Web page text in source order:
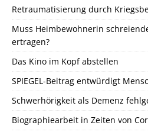
Retraumatisierung durch
Muss Heimbewohnerin
ertragen?
Das Kino im Kopf abstellen
SPIEGEL-Beitrag entwürdigt
Schwerhörigkeit als Demenz
Biographiearbeit in Zeiten von